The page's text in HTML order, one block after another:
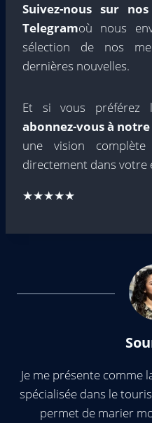
Suivez-nous sur
Telegramoù nous
sélection de nos
dernières nouvelles.
Et si vous préférez
abonnez-vous à
une vision
directement dans votre
★★★★★
Je me présente comme
spécialisée dans le
permet de marier